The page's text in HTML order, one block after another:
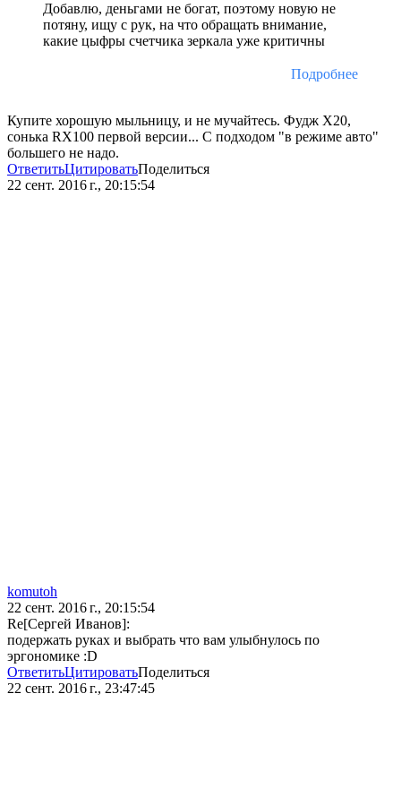
Добавлю, деньгами не богат, поэтому новую не
потяну, ищу с рук, на что обращать внимание,
какие цыфры счетчика зеркала уже критичны
Подробнее
Купите хорошую мыльницу, и не мучайтесь. Фудж Х20,
сонька RX100 первой версии... С подходом "в режиме авто"
большего не надо.
ОтветитьЦитироватьПоделиться
22 сент. 2016 г., 20:15:54
komutoh
22 сент. 2016 г., 20:15:54
Re[Сергей Иванов]:
подержать руках и выбрать что вам улыбнулось по
эргономике :D
ОтветитьЦитироватьПоделиться
22 сент. 2016 г., 23:47:45